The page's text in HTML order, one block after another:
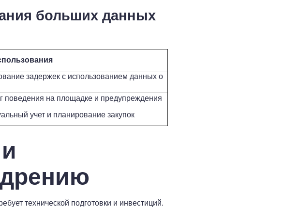
больших данных
задержек с использованием данных о
поведения на площадке и предупреждения
учет и планирование закупок
технической подготовки и инвестиций.